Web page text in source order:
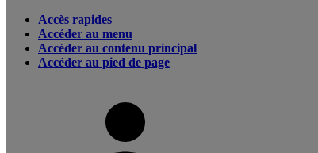
Accès rapides
Accéder au menu
Accéder au contenu principal
Accéder au pied de page